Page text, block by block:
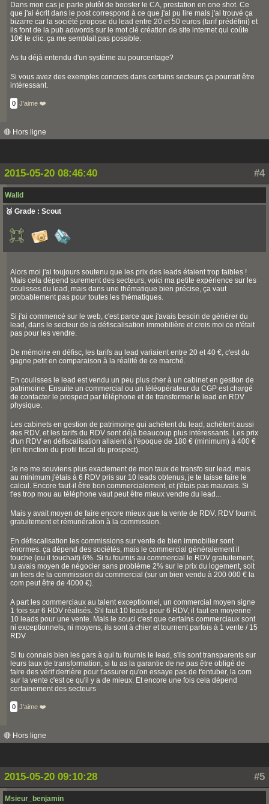
Dans mon cas je parle plutôt de booster le CA, prestation en one shot. Ce
que j'ai écrit dans le post correspond à ce que j'ai pu lire mais j'ai trouvé ça
bizarre car la société propose du lead entre 20 et 50 euros (tarif prédéfini) et
ils font de la pub adwords sur le mot clé création de site internet qui coûte
10€ le clic. ça me semblait pas possible.
As tu déjà entendu d'un système au pourcentage?
Si vous avez des exemples concrets dans certains secteurs ça pourrait être
intéressant.
0 J'aime ❤️
🔴 Hors ligne
#4
2015-05-20 08:46:40
Walid
🥉 Grade : Scout
Alors moi j'ai toujours soutenu que les prix des leads étaient trop faibles !
Mais cela dépend surement des secteurs, voici ma petite expérience sur les
coulisses du lead, mais dans une thématique bien précise, ça vaut
probablement pas pour toutes les thématiques.
Si j'ai commencé sur le web, c'est parce que j'avais besoin de générer du
lead, dans le secteur de la défiscalisation immobilière et crois moi ce n'était
pas pour les vendre.
De mémoire en défisc, les tarifs au lead variaient entre 20 et 40 €, c'est du
gagne petit en comparaison à la réalité de ce marché.
En coulisses le lead est vendu un peu plus cher à un cabinet en gestion de
patrimoine. Ensuite un commercial ou un téléopérateur du CGP est chargé
de contacter le prospect par téléphone et de transformer le lead en RDV
physique.
Les cabinets en gestion de patrimoine qui achètent du lead, achètent aussi
des RDV, et les tarifs du RDV sont déjà beaucoup plus intéressants. Les prix
d'un RDV en défiscalisation allaient à l'époque de 180 € (minimum) à 400 €
(en fonction du profil fiscal du prospect).
Je ne me souviens plus exactement de mon taux de transfo sur lead, mais
au minimum j'étais à 6 RDV pris sur 10 leads obtenus, je te laisse faire le
calcul. Encore faut-il être bon commercialement, et j'étais pas mauvais. Si
t'es trop mou au téléphone vaut peut être mieux vendre du lead...
Mais y avait moyen de faire encore mieux que la vente de RDV. RDV fournit
gratuitement et rémunération à la commission.
En défiscalisation les commissions sur vente de bien immobilier sont
énormes. ça dépend des sociétés, mais le commercial généralement il
touche (ou il touchait) 6%. Si tu fournis au commercial le RDV gratuitement,
tu avais moyen de négocier sans problème 2% sur le prix du logement, soit
un tiers de la commission du commercial (sur un bien vendu à 200 000 € la
com peut être de 4000 €).
A part les commerciaux au talent exceptionnel, un commercial moyen signe
1 fois sur 6 RDV réalisés. S'il faut 10 leads pour 6 RDV, il faut en moyenne
10 leads pour une vente. Mais le souci c'est que certains commerciaux sont
ni exceptionnels, ni moyens, ils sont à chier et tournent parfois à 1 vente / 15
RDV
Si tu connais bien les gars à qui tu fournis le lead, s'ils sont transparents sur
leurs taux de transformation, si tu as la garantie de ne pas être obligé de
faire des vérif derrière pour t'assurer qu'on essaye pas de t'entuber, la com
sur la vente c'est ce qu'il y a de mieux. Et encore une fois cela dépend
certainement des secteurs
0 J'aime ❤️
🔴 Hors ligne
#5
2015-05-20 09:10:28
Msieur_benjamin